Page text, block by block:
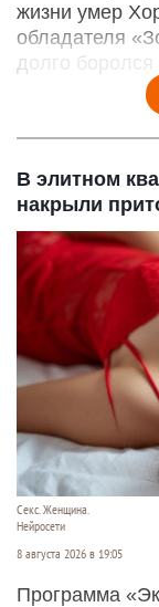
жизни умер
обладателя
долго боролся
В элитном
накрыли
Секс. Женщина.
Нейросети
8 августа 2026 в 19:05
Программа